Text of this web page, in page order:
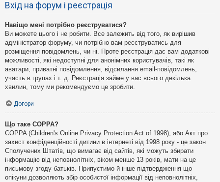
Вхід на форум і реєстрація
Навіщо мені потрібно реєструватися?
Ви можете цього і не робити. Все залежить від того, як вирішив
адміністратор форуму, чи потрібно вам реєструватись для
розміщення повідомлень, чи ні. Проте реєстрація дає вам додаткові
можливості, які недоступні для анонімних користувачів, такі як
аватари, приватні повідомлення, відсилання email-повідомлень,
участь в групах і т. д. Реєстрація займе у вас всього декілька
хвилин, тому ми рекомендуємо це зробити.
Догори
Що таке COPPA?
COPPA (Children's Online Privacy Protection Act of 1998), або Акт про
захист конфіденційності дитини в інтернеті від 1998 року - це закон
Сполучених Штатів, що вимагає від сайтів, які можуть збирати
інформацію від неповнолітніх, віком менше 13 років, мати на це
письмову згоду батьків. Припустимо й інше підтвердження що
опікуни дозволяють збір особистої інформації від неповнолітніх,